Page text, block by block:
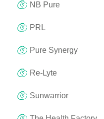
NB Pure
PRL
Pure Synergy
Re-Lyte
Sunwarrior